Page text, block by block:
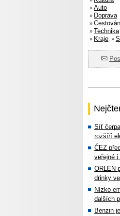
» Auto
» Doprava
»
» Technika
» Kraje »
Síť
rozšíří
ČEZ
veřejné
ORLEN
drinky
Nízko
dalších
Benzin